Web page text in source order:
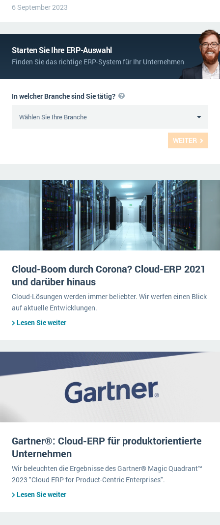
6 September 2023
Starten Sie Ihre ERP-Auswahl
Finden Sie das richtige ERP-System für Ihr Unternehmen
WEITER
In welcher Branche sind Sie tätig?
Cloud-Boom durch Corona? Cloud-ERP 2021
und darüber hinaus
Cloud-Lösungen werden immer beliebter. Wir werfen einen Blick
auf aktuelle Entwicklungen.
Lesen Sie weiter
Gartner®: Cloud-ERP für produktorientierte
Unternehmen
Wir beleuchten die Ergebnisse des Gartner® Magic Quadrant™
2023 "Cloud ERP for Product-Centric Enterprises".
Lesen Sie weiter